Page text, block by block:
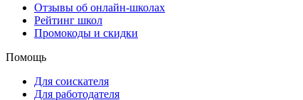
Отзывы об онлайн-школах
Рейтинг школ
Промокоды и скидки
Помощь
Для соискателя
Для работодателя